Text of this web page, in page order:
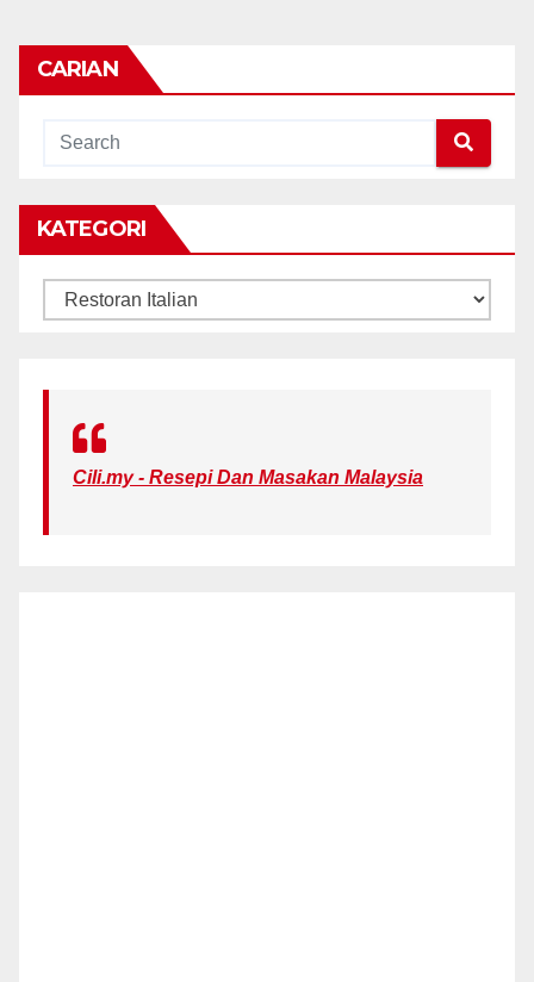
CARIAN
KATEGORI
KATEGORI
Cili.my - Resepi Dan Masakan Malaysia